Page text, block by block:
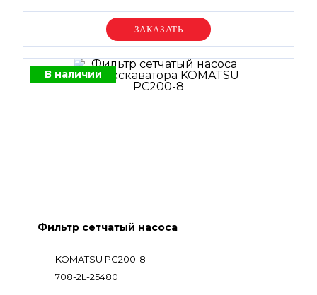
Уточняйте цену
В наличии
Фильтр сетчатый насоса
KOMATSU PC200-8
708-2L-25480